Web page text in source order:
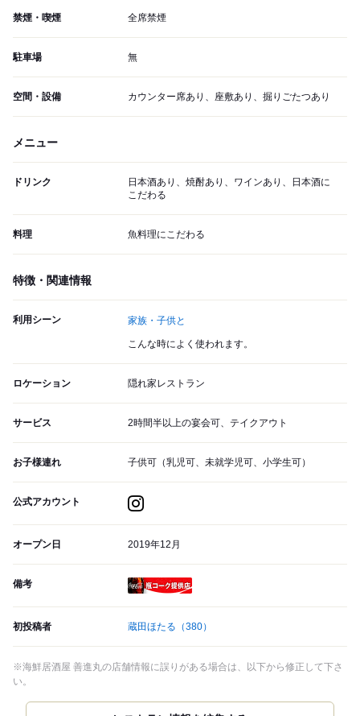
禁煙・喫煙 全席禁煙
駐車場 無
空間・設備 カウンター席あり、座敷あり、掘りごたつあり
メニュー
ドリンク
日本酒あり、焼酎あり、ワインあり、日本酒に
こだわる
料理 魚料理にこだわる
特徴・関連情報
利用シーン 家族・子供と
こんな時によく使われます。
ロケーション 隠れ家レストラン
サービス 2時間半以上の宴会可、テイクアウト
お子様連れ 子供可（乳児可、未就学児可、小学生可）
公式アカウント
オープン日 2019年12月
備考
初投稿者 蔵田ほたる （380）
※海鮮居酒屋 善進丸の店舗情報に誤りがある場合は、以下から修正して下さ
い。